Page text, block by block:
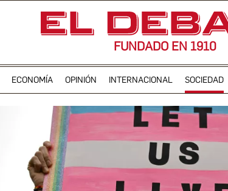
FUNDADO EN 1910
ECONOMÍA OPINIÓN INTERNACIONAL SOCIEDAD